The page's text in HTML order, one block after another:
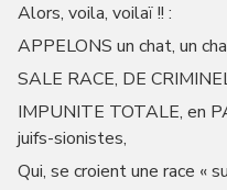
Alors, voila, voilaï !! :
APPELONS un chat, un
SALE RACE, DE
IMPUNITE TOTALE, en
juifs-sionistes,
Qui, se croient une race «